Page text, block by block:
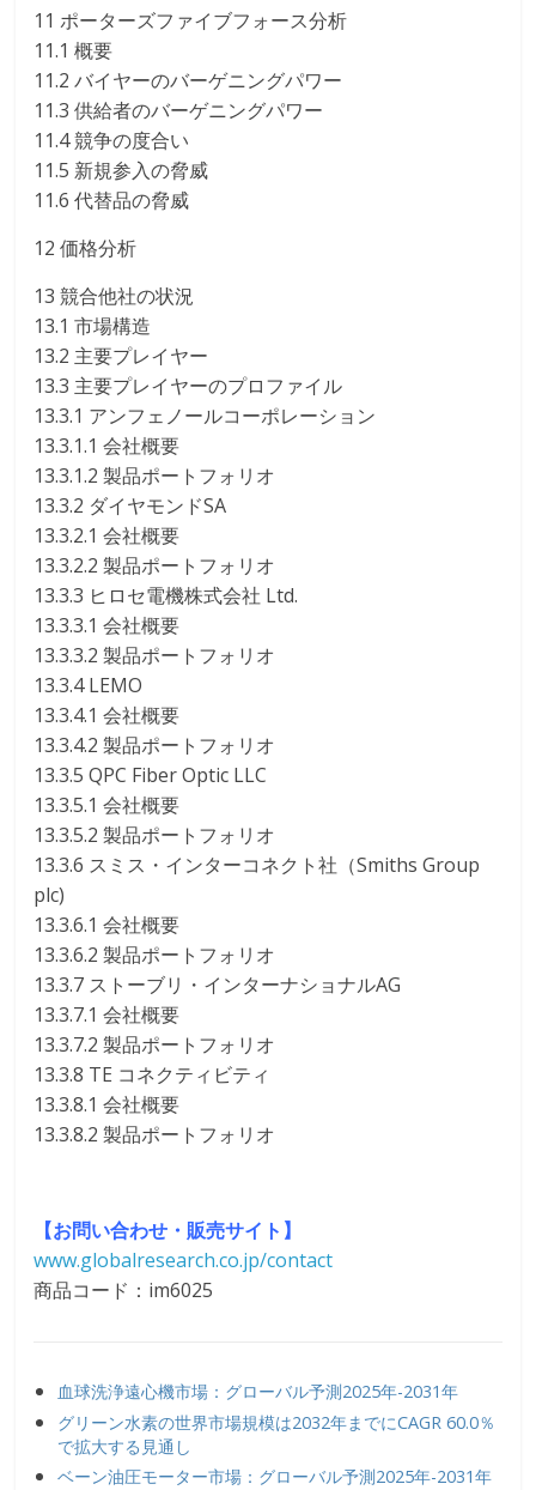
11 ポーターズファイブフォース分析
11.1 概要
11.2 バイヤーのバーゲニングパワー
11.3 供給者のバーゲニングパワー
11.4 競争の度合い
11.5 新規参入の脅威
11.6 代替品の脅威
12 価格分析
13 競合他社の状況
13.1 市場構造
13.2 主要プレイヤー
13.3 主要プレイヤーのプロファイル
13.3.1 アンフェノールコーポレーション
13.3.1.1 会社概要
13.3.1.2 製品ポートフォリオ
13.3.2 ダイヤモンドSA
13.3.2.1 会社概要
13.3.2.2 製品ポートフォリオ
13.3.3 ヒロセ電機株式会社 Ltd.
13.3.3.1 会社概要
13.3.3.2 製品ポートフォリオ
13.3.4 LEMO
13.3.4.1 会社概要
13.3.4.2 製品ポートフォリオ
13.3.5 QPC Fiber Optic LLC
13.3.5.1 会社概要
13.3.5.2 製品ポートフォリオ
13.3.6 スミス・インターコネクト社（Smiths Group
plc)
13.3.6.1 会社概要
13.3.6.2 製品ポートフォリオ
13.3.7 ストーブリ・インターナショナルAG
13.3.7.1 会社概要
13.3.7.2 製品ポートフォリオ
13.3.8 TE コネクティビティ
13.3.8.1 会社概要
13.3.8.2 製品ポートフォリオ
【お問い合わせ・販売サイト】
www.globalresearch.co.jp/contact
商品コード：im6025
血球洗浄遠心機市場：グローバル予測2025年-2031年
グリーン水素の世界市場規模は2032年までにCAGR 60.0％
で拡大する見通し
ベーン油圧モーター市場：グローバル予測2025年-2031年